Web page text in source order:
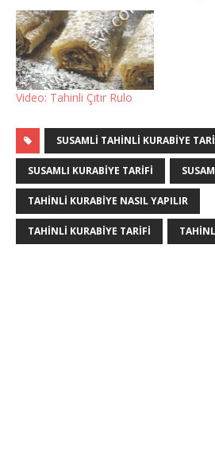
Video: Tahinli Çıtır Rulo
SUSAMLI TAHINLI KURABIYE
SUSAMLI KURABIYE TARIFI
TAHINLI KURABIYE NASIL YAPILIR
TAHINLI KURABIYE TARIFI